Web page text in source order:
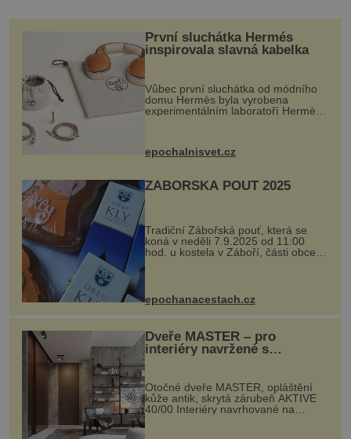
První sluchátka Hermés
inspirovala slavná kabelka
Vůbec první sluchátka od módního
domu Hermès byla vyrobena
experimentálním laboratoří Hermès
kovový...
epochalnisvet.cz
ZÁBOŘSKÁ POUŤ 2025
Tradiční Zábořská pouť, která se
koná v neděli 7.9.2025 od 11:00
hod. u kostela v Záboří, části obce
Kly u Mělníka. V programu naleznete
komentovanou prohlídku kostela,
epochanacestach.cz
Dveře MASTER – pro
interiéry navržené s
rozumem i vášní!
Otočné dveře MASTER, opláštění
kůže antik, skrytá zárubeň AKTIVE
40/00 Interiéry navrhované na
zakázku často vyžadují atypické
rozměry nejen nábytku, ale i